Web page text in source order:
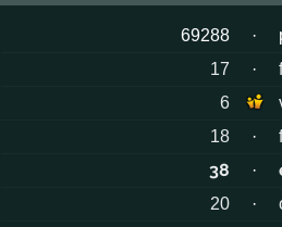
69288 ·
17
·
6
18
·
38 ·
20 ·